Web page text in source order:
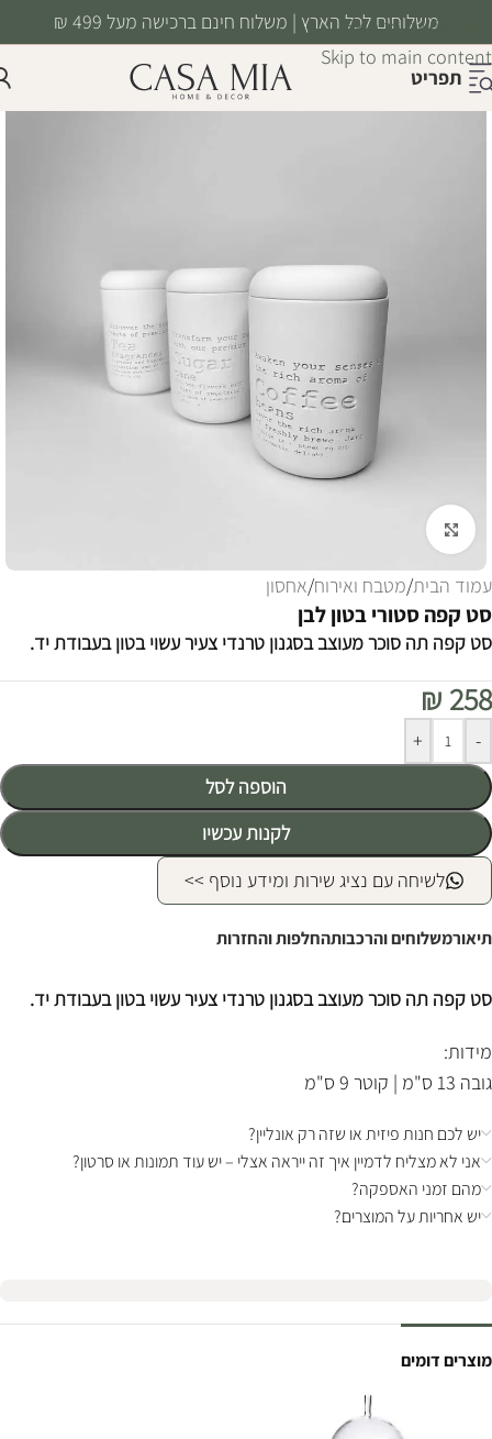
Skip to navigation
Skip to main content
משלוחים לכל הארץ | משלוח חינם ברכישה מעל 499 ₪
תפריט
לחצו להגדלה
עמוד הבית/מטבח ואירוח/אחסון
סט קפה סטורי בטון לבן
סט קפה תה סוכר מעוצב בסגנון טרנדי צעיר עשוי בטון בעבודת יד.
₪ 258
-
+
הוספה לסל
לקנות עכשיו
Alternative:
לשיחה עם נציג שירות ומידע נוסף >>
תיאורמשלוחים והרכבותהחלפות והחזרות
סט קפה תה סוכר מעוצב בסגנון טרנדי צעיר עשוי בטון בעבודת יד.
מידות:
גובה 13 ס"מ | קוטר 9 ס"מ
יש לכם חנות פיזית או שזה רק אונליין?
אני לא מצליח לדמיין איך זה ייראה אצלי – יש עוד תמונות או סרטון?
מהם זמני האספקה?
יש אחריות על המוצרים?
מוצרים דומים